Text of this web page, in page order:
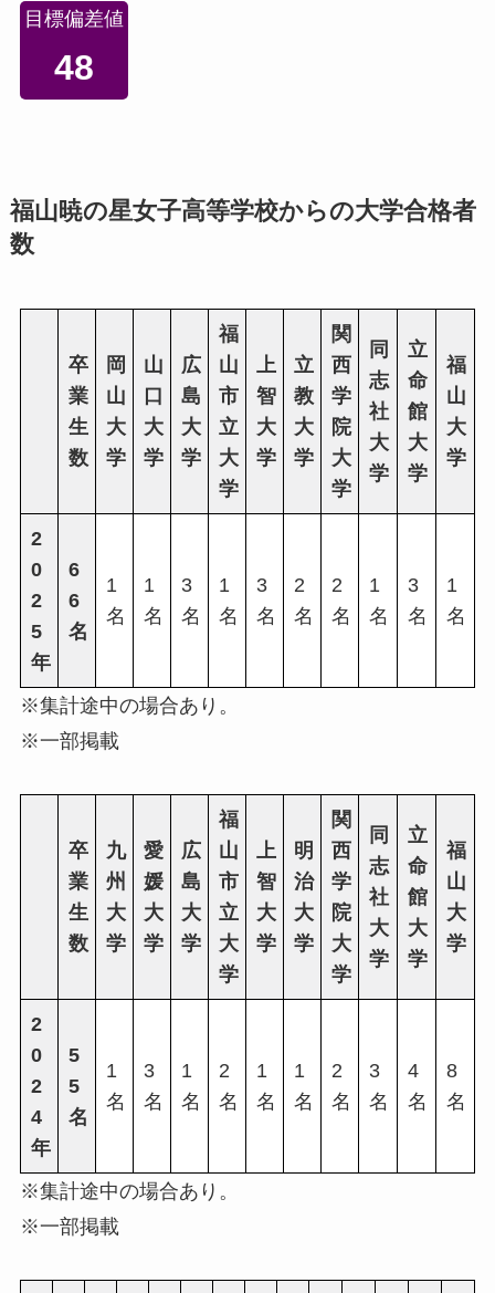
目標偏差値
48
福山暁の星女子高等学校からの大学合格者
数
卒
業
生
数
岡
山
大
学
山
口
大
学
広
島
大
学
福
山
市
立
大
学
上
智
大
学
立
教
大
学
関
西
学
院
大
学
同
志
社
大
学
立
命
館
大
学
福
山
大
学
2
0
2
5
年
6
6
名
1
名
1
名
3
名
1
名
3
名
2
名
2
名
1
名
3
名
1
名
※集計途中の場合あり。
※一部掲載
卒
業
生
数
九
州
大
学
愛
媛
大
学
広
島
大
学
福
山
市
立
大
学
上
智
大
学
明
治
大
学
関
西
学
院
大
学
同
志
社
大
学
立
命
館
大
学
福
山
大
学
2
0
2
4
年
5
5
名
1
名
3
名
1
名
2
名
1
名
1
名
2
名
3
名
4
名
8
名
※集計途中の場合あり。
※一部掲載